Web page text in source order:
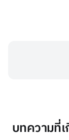
บทความที่